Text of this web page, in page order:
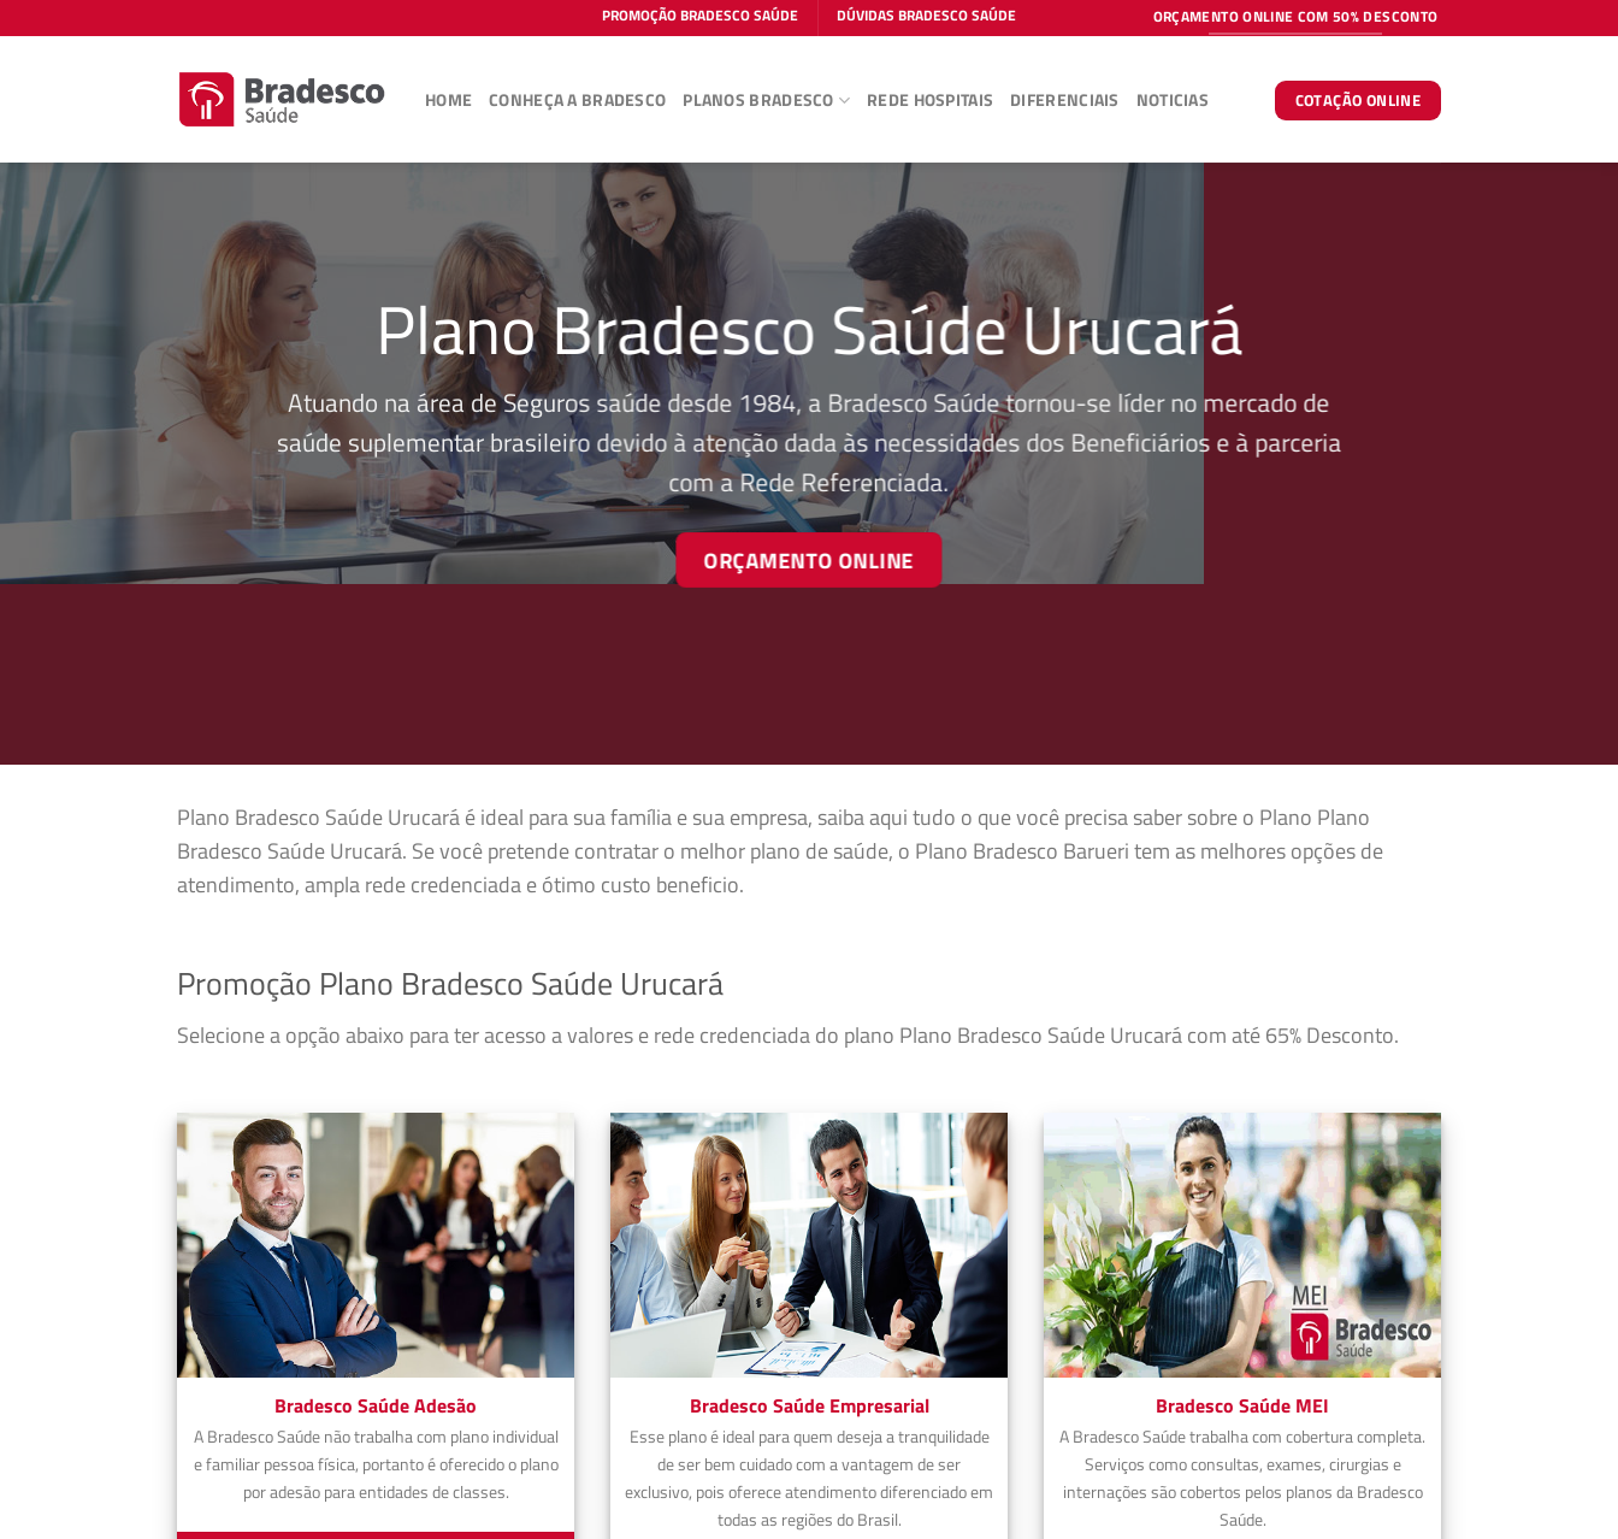
to
PROMOÇÃO BRADESCO SAÚDE DÚVIDAS BRADESCO SAÚDE ORÇAMENTO ONLINE COM 50% DESCONTO
HOME CONHEÇA A BRADESCO PLANOS BRADESCO REDE HOSPITAIS DIFERENCIAIS NOTICIAS COTAÇÃO ONLINE
Plano Bradesco Saúde Urucará
Atuando na área de Seguros saúde desde 1984, a Bradesco Saúde tornou-se líder no mercado de
saúde suplementar brasileiro devido à atenção dada às necessidades dos Beneficiários e à parceria
com a Rede Referenciada.
ORÇAMENTO ONLINE
Plano Bradesco Saúde Urucará é ideal para sua família e sua empresa, saiba aqui tudo o que você precisa saber sobre o Plano Plano
Bradesco Saúde Urucará. Se você pretende contratar o melhor plano de saúde, o Plano Bradesco Barueri tem as melhores opções de
atendimento, ampla rede credenciada e ótimo custo beneficio.
Promoção Plano Bradesco Saúde Urucará
Selecione a opção abaixo para ter acesso a valores e rede credenciada do plano Plano Bradesco Saúde Urucará com até 65% Desconto.
Bradesco Saúde Adesão
A Bradesco Saúde não trabalha com plano individual
e familiar pessoa física, portanto é oferecido o plano
por adesão para entidades de classes.
Bradesco Saúde Empresarial
Esse plano é ideal para quem deseja a tranquilidade
de ser bem cuidado com a vantagem de ser
exclusivo, pois oferece atendimento diferenciado em
todas as regiões do Brasil.
Bradesco Saúde MEI
A Bradesco Saúde trabalha com cobertura completa.
Serviços como consultas, exames, cirurgias e
internações são cobertos pelos planos da Bradesco
Saúde.